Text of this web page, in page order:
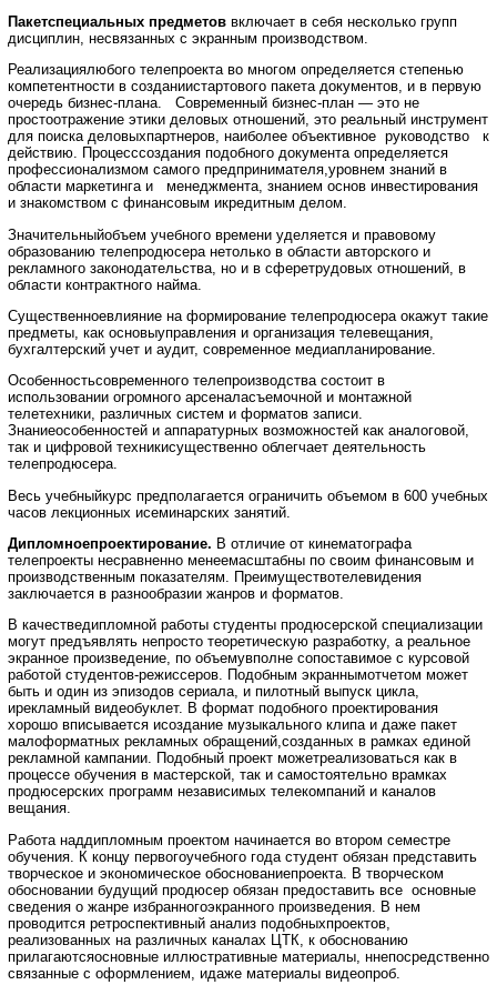
Пакетспециальных предметов включает в себя несколько групп
дисциплин, несвязанных с экранным производством.
Реализациялюбого телепроекта во многом определяется степенью
компетентности в созданиистартового пакета документов, и в первую
очередь бизнес-плана. Современный бизнес-план — это не
простоотражение этики деловых отношений, это реальный инструмент
для поиска деловыхпартнеров, наиболее объективное руководство к
действию. Процесссоздания подобного документа определяется
профессионализмом самого предпринимателя,уровнем знаний в
области маркетинга и менеджмента, знанием основ инвестирования
и знакомством с финансовым икредитным делом.
Значительныйобъем учебного времени уделяется и правовому
образованию телепродюсера нетолько в области авторского и
рекламного законодательства, но и в сферетрудовых отношений, в
области контрактного найма.
Существенноевлияние на формирование телепродюсера окажут такие
предметы, как основыуправления и организация телевещания,
бухгалтерский учет и аудит, современное медиапланирование.
Особенностьсовременного телепроизводства состоит в
использовании огромного арсеналасъемочной и монтажной
телетехники, различных систем и форматов записи.
Знаниеособенностей и аппаратурных возможностей как аналоговой,
так и цифровой техникисущественно облегчает деятельность
телепродюсера.
Весь учебныйкурс предполагается ограничить объемом в 600 учебных
часов лекционных исеминарских занятий.
Дипломноепроектирование. В отличие от кинематографа
телепроекты несравненно менеемасштабны по своим финансовым и
производственным показателям. Преимуществотелевидения
заключается в разнообразии жанров и форматов.
В качестведипломной работы студенты продюсерской специализации
могут предъявлять непросто теоретическую разработку, а реальное
экранное произведение, по объемувполне сопоставимое с курсовой
работой студентов-режиссеров. Подобным экраннымотчетом может
быть и один из эпизодов сериала, и пилотный выпуск цикла,
ирекламный видеобуклет. В формат подобного проектирования
хорошо вписывается исоздание музыкального клипа и даже пакет
малоформатных рекламных обращений,созданных в рамках единой
рекламной кампании. Подобный проект можетреализоваться как в
процессе обучения в мастерской, так и самостоятельно врамках
продюсерских программ независимых телекомпаний и каналов
вещания.
Работа наддипломным проектом начинается во втором семестре
обучения. К концу первогоучебного года студент обязан представить
творческое и экономическое обоснованиепроекта. В творческом
обосновании будущий продюсер обязан предоставить все основные
сведения о жанре избранногоэкранного произведения. В нем
проводится ретроспективный анализ подобныхпроектов,
реализованных на различных каналах ЦТК, к обоснованию
прилагаютсяосновные иллюстративные материалы, ннепосредственно
связанные с оформлением, идаже материалы видеопроб.